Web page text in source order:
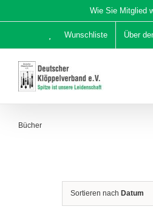
Inhalt
Wie Sie Mitglied
Wunschliste Über
Bücher
Sortieren nach Datum